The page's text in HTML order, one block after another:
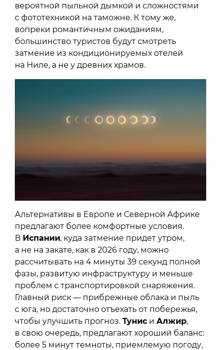
вероятной пыльной дымкой и сложностями
с фототехникой на таможне. К тому же,
вопреки романтичным ожиданиям,
большинство туристов будут смотреть
затмение из кондиционируемых отелей
на Ниле, а не у древних храмов.
Альтернативы в Европе и Северной Африке
предлагают более комфортные условия.
В Испании, куда затмение придет утром,
а не на закате, как в 2026 году, можно
рассчитывать на 4 минуты 39 секунд полной
фазы, развитую инфраструктуру и меньше
проблем с транспортировкой снаряжения.
Главный риск — прибрежные облака и пыль
с юга, но достаточно отъехать от побережья,
чтобы улучшить прогноз. Тунис и Алжир,
в свою очередь, предлагают хороший баланс:
более 5 минут темноты, приемлемую погоду,